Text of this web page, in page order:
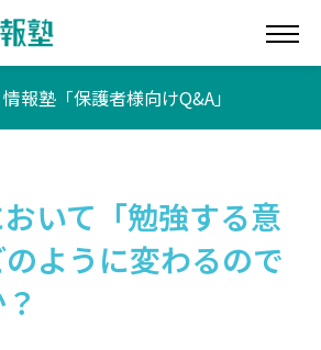
報塾「保護者様向けQ&A」
いて「勉強する意
ように変わるので